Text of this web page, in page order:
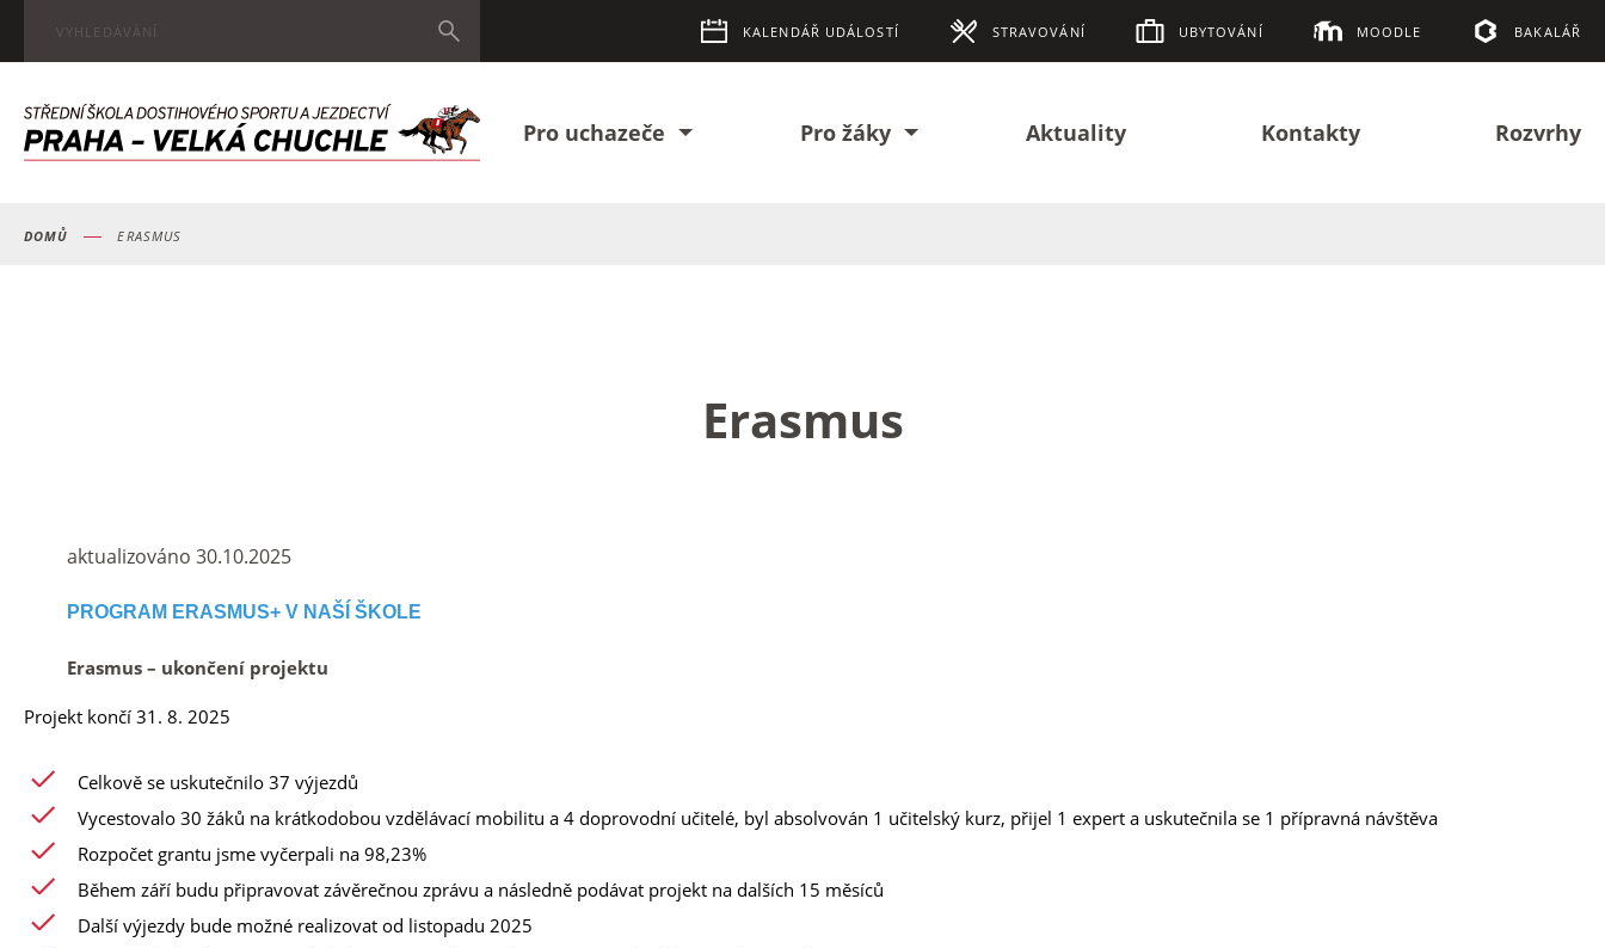
KALENDÁŘ UDÁLOSTÍ STRAVOVÁNÍ UBYTOVÁNÍ MOODLE BAKALÁŘ
Pro uchazeče Pro žáky Aktuality Kontakty Rozvrhy
DOMŮ ERASMUS
Erasmus
aktualizováno 30.10.2025
PROGRAM ERASMUS+ V NAŠÍ ŠKOLE
Erasmus – ukončení projektu
Projekt končí 31. 8. 2025
Celkově se uskutečnilo 37 výjezdů
Vycestovalo 30 žáků na krátkodobou vzdělávací mobilitu a 4 doprovodní učitelé, byl absolvován 1 učitelský kurz, přijel 1 expert a uskutečnila se 1 přípravná návštěva
Rozpočet grantu jsme vyčerpali na 98,23%
Během září budu připravovat závěrečnou zprávu a následně podávat projekt na dalších 15 měsíců
Další výjezdy bude možné realizovat od listopadu 2025